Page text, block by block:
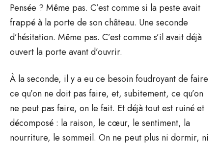
Pensée ? Même pas. C’est comme si la peste avait
frappé à la porte de son château. Une seconde
d’hésitation. Même pas. C’est comme s’il avait déjà
ouvert la porte avant d’ouvrir.
À la seconde, il y a eu ce besoin foudroyant de faire
ce qu’on ne doit pas faire, et, subitement, ce qu’on
ne peut pas faire, on le fait. Et déjà tout est ruiné et
décomposé : la raison, le cœur, le sentiment, la
nourriture, le sommeil. On ne peut plus ni dormir, ni